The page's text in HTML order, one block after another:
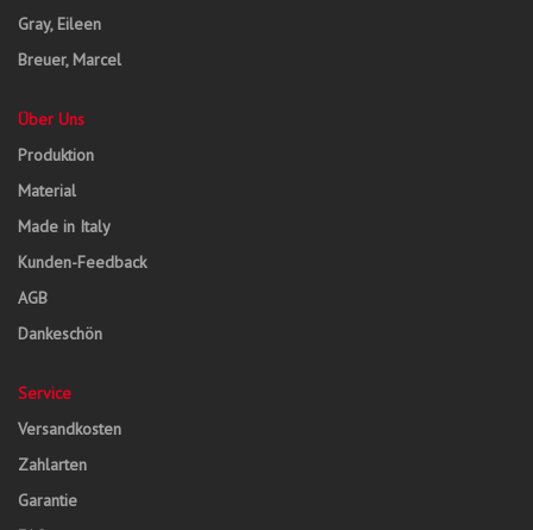
Gray, Eileen
Breuer, Marcel
Über Uns
Produktion
Material
Made in Italy
Kunden-Feedback
AGB
Dankeschön
Service
Versandkosten
Zahlarten
Garantie